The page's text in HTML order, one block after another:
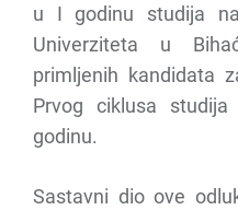
u I godinu studija
Univerziteta u
primljenih kandidata
Prvog ciklusa
godinu.
Sastavni dio ove